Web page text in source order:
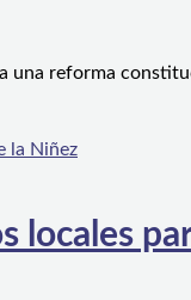
una reforma